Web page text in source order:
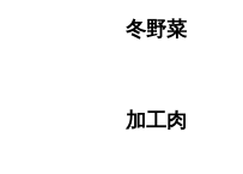
。 冬野菜
加工肉